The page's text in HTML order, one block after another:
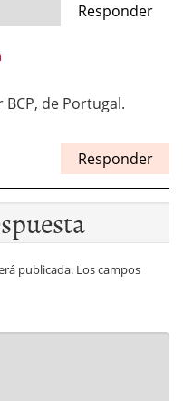
Responder
de Portugal.
Responder
publicada. Los campos